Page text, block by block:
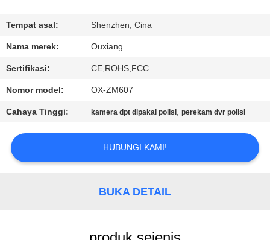
PABRIK
KONTROL
KUALITAS
KAMI
Tempat asal: Shenzhen, Cina
Nama merek: Ouxiang
Sertifikasi: CE,ROHS,FCC
Nomor model: OX-ZM607
Cahaya Tinggi: kamera dpt dipakai polisi,perekam dvr polisi
HUBUNGI KAMI!
BUKA DETAIL